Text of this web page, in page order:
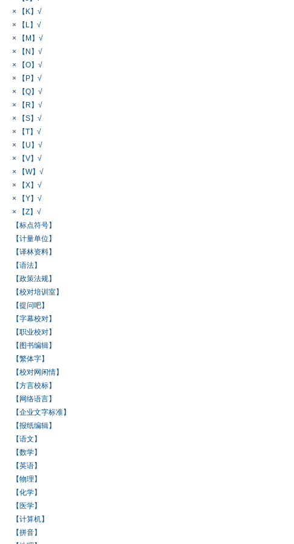
× 【K】√
× 【L】√
× 【M】√
× 【N】√
× 【O】√
× 【P】√
× 【Q】√
× 【R】√
× 【S】√
× 【T】√
× 【U】√
× 【V】√
× 【W】√
× 【X】√
× 【Y】√
× 【Z】√
【标点符号】
【计量单位】
【译林资料】
【语法】
【政策法规】
【校对培训室】
【提问吧】
【字幕校对】
【职业校对】
【图书编辑】
【繁体字】
【校对网闲情】
【方言校标】
【网络语言】
【企业文字标准】
【报纸编辑】
【语文】
【数学】
【英语】
【物理】
【化学】
【医学】
【计算机】
【拼音】